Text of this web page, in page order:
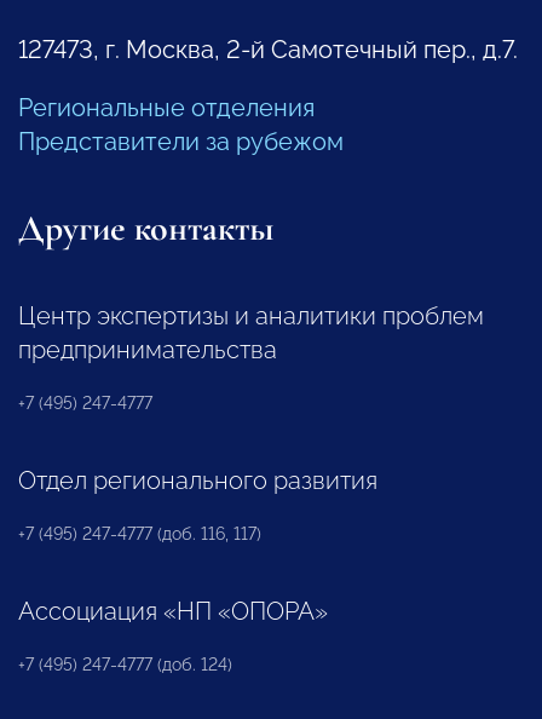
127473, г. Москва, 2-й Самотечный пер., д.7.
Региональные отделения
Представители за рубежом
Другие контакты
Центр экспертизы и аналитики проблем
предпринимательства
+7 (495) 247-4777
Отдел регионального развития
+7 (495) 247-4777 (доб. 116, 117)
Ассоциация «НП «ОПОРА»
+7 (495) 247-4777 (доб. 124)